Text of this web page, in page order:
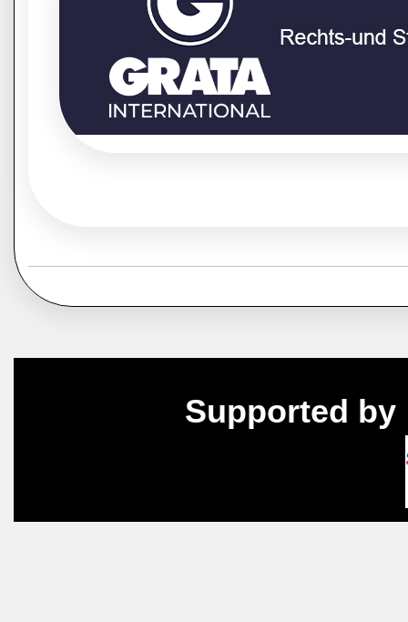
Supported by